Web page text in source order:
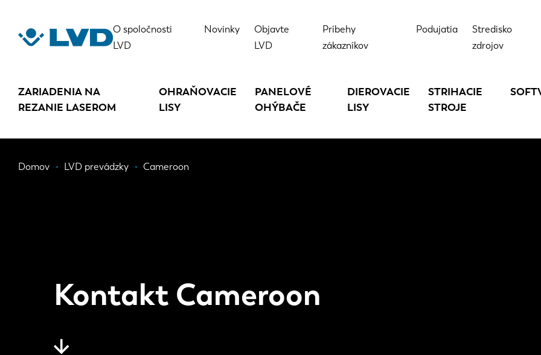
hlavný
O spoločnosti
LVD
Novinky
Objavte
LVD
Príbehy
zákazníkov
Podujatia
Stredisko
zdrojov
ZARIADENIA NA
REZANIE LASEROM
OHRAŇOVACIE
LISY
PANELOVÉ
OHÝBAČE
DIEROVACIE
LISY
STRIHACIE
STROJE
Omrvinka
Domov LVD prevádzky Cameroon
Kontakt Cameroon